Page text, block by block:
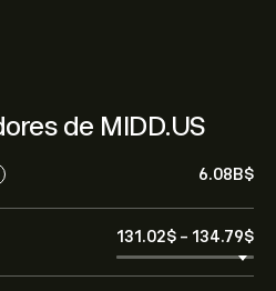
de MIDD.US
6.08B‎$‎
131.02‎$‎ - 134.79‎$‎